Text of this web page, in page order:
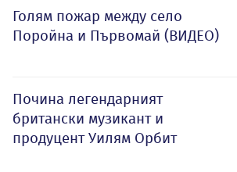
Голям пожар между село
Поройна и Първомай (ВИДЕО)
Почина легендарният
британски музикант и
продуцент Уилям Орбит